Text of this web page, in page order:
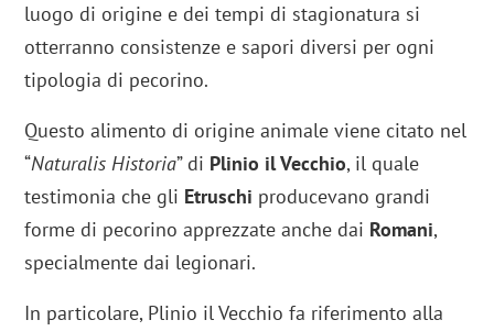
luogo di origine e dei tempi di stagionatura si
otterranno consistenze e sapori diversi per ogni
tipologia di pecorino.
Questo alimento di origine animale viene citato nel
“Naturalis Historia” di Plinio il Vecchio, il quale
testimonia che gli Etruschi producevano grandi
forme di pecorino apprezzate anche dai Romani,
specialmente dai legionari.
In particolare, Plinio il Vecchio fa riferimento alla